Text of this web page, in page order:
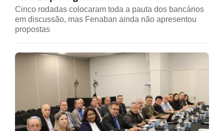
Cinco rodadas colocaram toda a pauta dos bancários
em discussão, mas Fenaban ainda não apresentou
propostas